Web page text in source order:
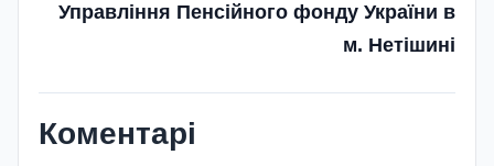
Управління Пенсійного фонду України в
м. Нетішині
Коментарі